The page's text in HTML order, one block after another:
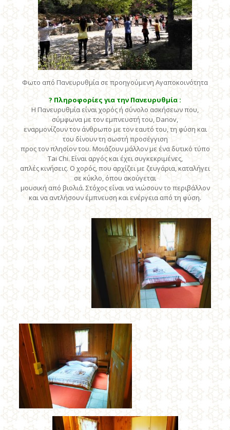
Φωτο από Πανευρυθμία σε προηγούμενη Αγαποκοινότητα
? Πληροφορίες για την Πανευρυθμία :
Η Πανευρυθμία είναι χορός ή σύνολο ασκήσεων που,
σύμφωνα με τον εμπνευστή του, Danov,
εναρμονίζουν τον άνθρωπο με τον εαυτό του, τη φύση και
του δίνουν τη σωστή προσέγγιση
προς τον πλησίον του. Μοιάζουν μάλλον με ένα δυτικό τύπο
Tai Chi. Είναι αργός και έχει συγκεκριμένες,
απλές κινήσεις. Ο χορός, που αρχίζει με ζευγάρια, καταλήγει
σε κύκλο, όπου ακούγεται
μουσική από βιολιά. Στόχος είναι να νιώσουν το περιβάλλον
και να αντλήσουν έμπνευση και ενέργεια από τη φύση.